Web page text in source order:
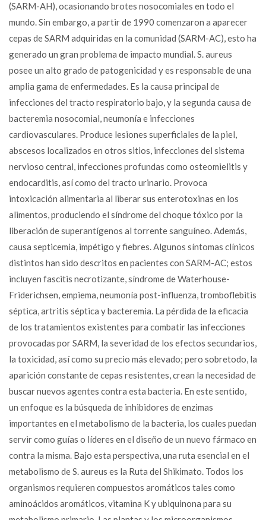
(SARM-AH), ocasionando brotes nosocomiales en todo el
mundo. Sin embargo, a partir de 1990 comenzaron a aparecer
cepas de SARM adquiridas en la comunidad (SARM-AC), esto ha
generado un gran problema de impacto mundial. S. aureus
posee un alto grado de patogenicidad y es responsable de una
amplia gama de enfermedades. Es la causa principal de
infecciones del tracto respiratorio bajo, y la segunda causa de
bacteremia nosocomial, neumonía e infecciones
cardiovasculares. Produce lesiones superficiales de la piel,
abscesos localizados en otros sitios, infecciones del sistema
nervioso central, infecciones profundas como osteomielitis y
endocarditis, así como del tracto urinario. Provoca
intoxicación alimentaria al liberar sus enterotoxinas en los
alimentos, produciendo el síndrome del choque tóxico por la
liberación de superantígenos al torrente sanguíneo. Además,
causa septicemia, impétigo y fiebres. Algunos síntomas clínicos
distintos han sido descritos en pacientes con SARM-AC; estos
incluyen fascitis necrotizante, síndrome de Waterhouse-
Friderichsen, empiema, neumonía post-influenza, tromboflebitis
séptica, artritis séptica y bacteremia. La pérdida de la eficacia
de los tratamientos existentes para combatir las infecciones
provocadas por SARM, la severidad de los efectos secundarios,
la toxicidad, así como su precio más elevado; pero sobretodo, la
aparición constante de cepas resistentes, crean la necesidad de
buscar nuevos agentes contra esta bacteria. En este sentido,
un enfoque es la búsqueda de inhibidores de enzimas
importantes en el metabolismo de la bacteria, los cuales puedan
servir como guías o líderes en el diseño de un nuevo fármaco en
contra la misma. Bajo esta perspectiva, una ruta esencial en el
metabolismo de S. aureus es la Ruta del Shikimato. Todos los
organismos requieren compuestos aromáticos tales como
aminoácidos aromáticos, vitamina K y ubiquinona para su